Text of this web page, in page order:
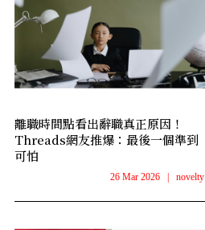
離職時間點看出辭職真正原因！
Threads網友推爆：最後一個準到
可怕
26 Mar 2026 novelty